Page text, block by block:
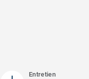
Entretien